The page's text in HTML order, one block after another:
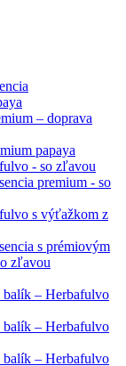
– doprava
papaya
- so zľavou
premium - so
s výťažkom z
s prémiovým
zľavou
balík – Herbafulvo
balík – Herbafulvo
balík – Herbafulvo